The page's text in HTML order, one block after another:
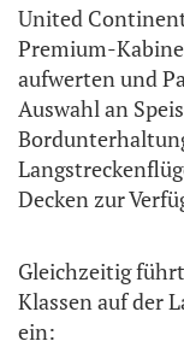
United
Premium-
aufwerten und
Auswahl an
Decken zur
Gleichzeitig
Klassen auf der
ein: